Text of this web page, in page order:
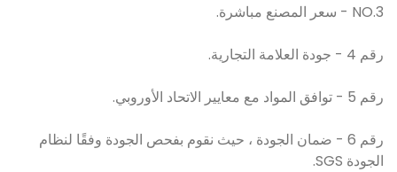
NO.3 - سعر المصنع مباشرة.
رقم 4 - جودة العلامة التجارية.
رقم 5 - توافق المواد مع معايير الاتحاد الأوروبي.
رقم 6 - ضمان الجودة ، حيث نقوم بفحص الجودة وفقًا لنظام
الجودة SGS.